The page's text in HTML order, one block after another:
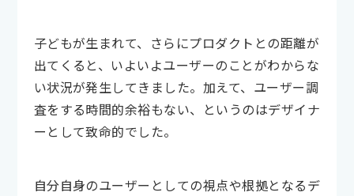
子どもが生まれて、さらにプロダクトとの距離が
出てくると、いよいよユーザーのことがわからな
い状況が発生してきました。加えて、ユーザー調
査をする時間的余裕もない、というのはデザイナ
ーとして致命的でした。
自分自身のユーザーとしての視点や根拠となるデ